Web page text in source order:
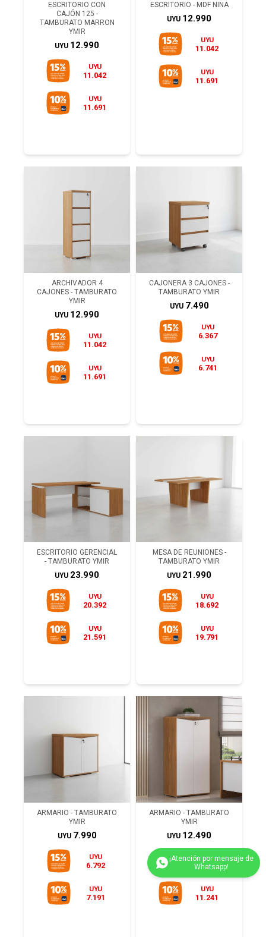
ESCRITORIO CON
CAJÓN 125 -
TAMBURATO MARRON
YMIR
UYU 12.990
UYU
11.042
UYU
11.691
ESCRITORIO - MDF NINA
UYU 12.990
UYU
11.042
UYU
11.691
ARCHIVADOR 4
CAJONES - TAMBURATO
YMIR
UYU 12.990
UYU
11.042
UYU
11.691
CAJONERA 3 CAJONES -
TAMBURATO YMIR
UYU 7.490
UYU
6.367
UYU
6.741
ESCRITORIO GERENCIAL
- TAMBURATO YMIR
UYU 23.990
UYU
20.392
UYU
21.591
MESA DE REUNIONES -
TAMBURATO YMIR
UYU 21.990
UYU
18.692
UYU
19.791
ARMARIO - TAMBURATO
YMIR
UYU 7.990
UYU
6.792
UYU
7.191
ARMARIO - TAMBURATO
YMIR
UYU 12.490
UYU
10.617
UYU
11.241
(0/4)